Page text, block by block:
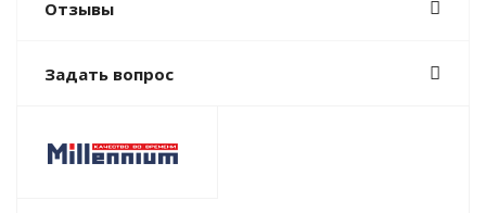
Отзывы
Задать вопрос